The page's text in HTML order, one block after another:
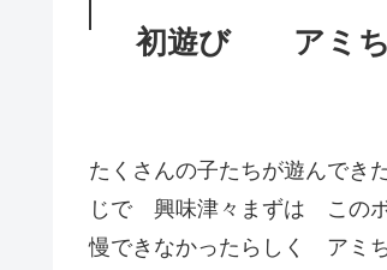
初遊び アミち
たくさんの子たちが遊んで
じで 興味津々まずは この
慢できなかったらしく アミ